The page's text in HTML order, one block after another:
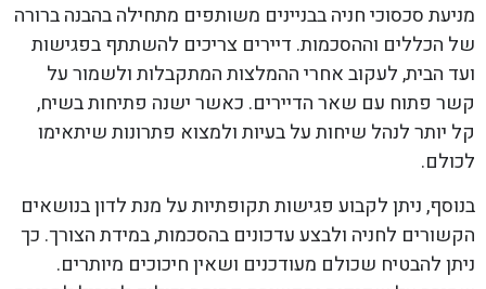
מניעת סכסוכי חניה בבניינים משותפים מתחילה בהבנה ברורה
של הכללים וההסכמות. דיירים צריכים להשתתף בפגישות
ועד הבית, לעקוב אחרי ההמלצות המתקבלות ולשמור על
קשר פתוח עם שאר הדיירים. כאשר ישנה פתיחות בשיח,
קל יותר לנהל שיחות על בעיות ולמצוא פתרונות שיתאימו
לכולם.
בנוסף, ניתן לקבוע פגישות תקופתיות על מנת לדון בנושאים
הקשורים לחניה ולבצע עדכונים בהסכמות, במידת הצורך. כך
ניתן להבטיח שכולם מעודכנים ושאין חיכוכים מיותרים.